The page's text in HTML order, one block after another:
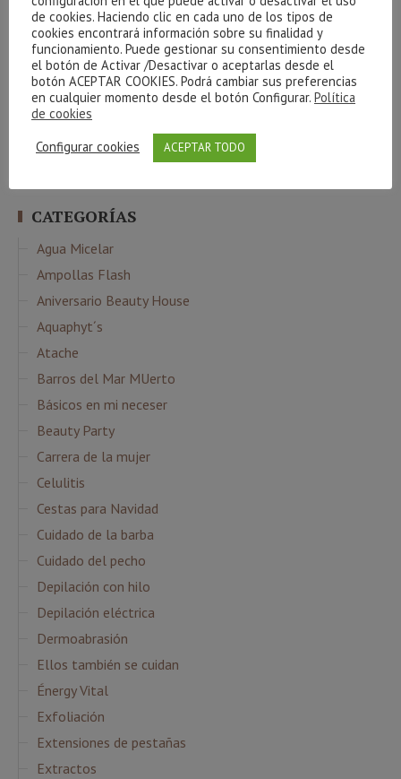
beauty team bebibles bronceado básicos café Carrera de la mujer
celulitis Cestas colágeno corporal creativite cuidados básicos
envejecimiento facial gel gracias hidrófila higieneIndiba
Limpiezaluminosidadmanchas Maquillaje
massadaNavidad Nutricosmética oxigenación Phyt´s
Ácido Hialurónico
CATEGORÍAS
Agua Micelar
Ampollas Flash
Aniversario Beauty House
Aquaphyt´s
Atache
Barros del Mar MUerto
Básicos en mi neceser
Beauty Party
Carrera de la mujer
Celulitis
Cestas para Navidad
Cuidado de la barba
Cuidado del pecho
Depilación con hilo
Depilación eléctrica
Dermoabrasión
Ellos también se cuidan
Énergy Vital
Exfoliación
Extensiones de pestañas
Extractos
de cookies. Haciendo clic en cada uno de los tipos de
cookies encontrará información sobre su finalidad y
funcionamiento. Puede gestionar su consentimiento desde
el botón de Activar /Desactivar o aceptarlas desde el
botón ACEPTAR COOKIES. Podrá cambiar sus preferencias
en cualquier momento desde el botón Configurar. Política
de cookies
Configurar cookies
ACEPTAR TODO